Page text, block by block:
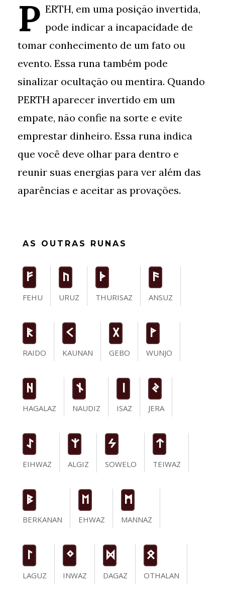
P ERTH, em uma posição invertida,
pode indicar a incapacidade de
tomar conhecimento de um fato ou
evento. Essa runa também pode
sinalizar ocultação ou mentira. Quando
PERTH aparecer invertido em um
empate, não confie na sorte e evite
emprestar dinheiro. Essa runa indica
que você deve olhar para dentro e
reunir suas energias para ver além das
aparências e aceitar as provações.
AS OUTRAS RUNAS
F
FEHU
U
URUZ
T
THURISAZ
a
ANSUZ
R
RAIDO
K
KAUNAN
G
GEBO
W
WUNJO
H
HAGALAZ
n
NAUDIZ
ISAZ
J
JERA
I
EIHWAZ
Z
ALGIZ
S
SOWELO
t
TEIWAZ
B
BERKANAN
E
EHWAZ
M
MANNAZ
L
LAGUZ
N
INWAZ
D
DAGAZ
O
OTHALAN